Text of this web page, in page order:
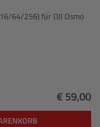
64/256) für DJI Osmo
€ 59,00